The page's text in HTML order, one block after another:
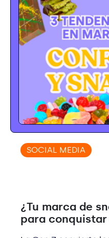
SOCIAL MEDIA
¿Tu marca de
para conquistar